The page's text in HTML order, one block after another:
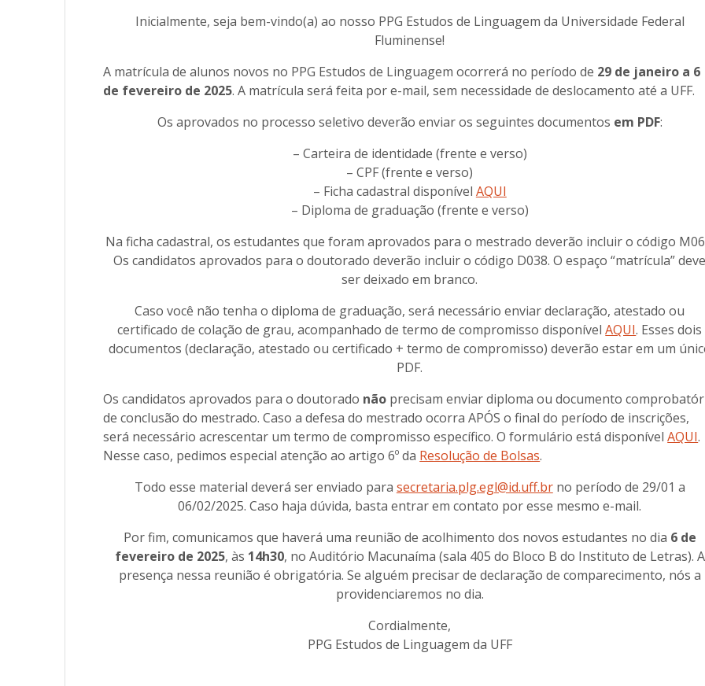
Inicialmente, seja bem-vindo(a) ao nosso PPG Estudos de Linguagem da Universidade Federal
Fluminense!
A matrícula de alunos novos no PPG Estudos de Linguagem ocorrerá no período de 29 de janeiro a 6
de fevereiro de 2025. A matrícula será feita por e-mail, sem necessidade de deslocamento até a UFF.
Os aprovados no processo seletivo deverão enviar os seguintes documentos em PDF:
– Carteira de identidade (frente e verso)
– CPF (frente e verso)
– Ficha cadastral disponível AQUI
– Diploma de graduação (frente e verso)
Na ficha cadastral, os estudantes que foram aprovados para o mestrado deverão incluir o código
Os candidatos aprovados para o doutorado deverão incluir o código D038. O espaço “matrícula”
ser deixado em branco.
Caso você não tenha o diploma de graduação, será necessário enviar declaração, atestado ou
certificado de colação de grau, acompanhado de termo de compromisso disponívelAQUI. Esses dois
documentos (declaração, atestado ou certificado + termo de compromisso) deverão estar em um
PDF.
Os candidatos aprovados para o doutorado não precisam enviar diploma ou documento
de conclusão do mestrado. Caso a defesa do mestrado ocorra APÓS o final do período de inscrições,
será necessário acrescentar um termo de compromisso específico. O formulário está disponívelAQUI.
Nesse caso, pedimos especial atenção ao artigo 6º da Resolução de Bolsas.
Todo esse material deverá ser enviado para secretaria.plg.egl@id.uff.brno período de 29/01 a
06/02/2025. Caso haja dúvida, basta entrar em contato por esse mesmo e-mail.
Por fim, comunicamos que haverá uma reunião de acolhimento dos novos estudantes no dia 6 de
fevereiro de 2025, às 14h30, no Auditório Macunaíma (sala 405 do Bloco B do Instituto de Letras). A
presença nessa reunião é obrigatória. Se alguém precisar de declaração de comparecimento, nós a
providenciaremos no dia.
Cordialmente,
PPG Estudos de Linguagem da UFF